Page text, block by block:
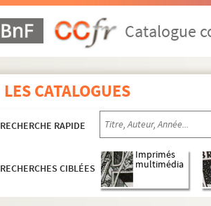
Catalogue
LES CATALOGUES
RECHERCHE RAPIDE
RECHERCHES CIBLÉES
Imprimés
multimédia